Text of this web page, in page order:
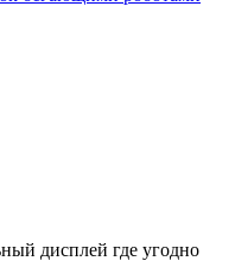
дисплей где угодно